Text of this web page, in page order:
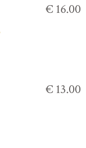
€ 16.00
€ 13.00